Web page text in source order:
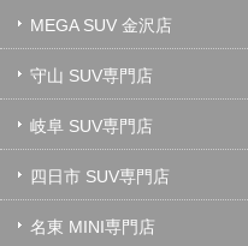
MEGA SUV 金沢店
守山 SUV専門店
岐阜 SUV専門店
四日市 SUV専門店
名東 MINI専門店